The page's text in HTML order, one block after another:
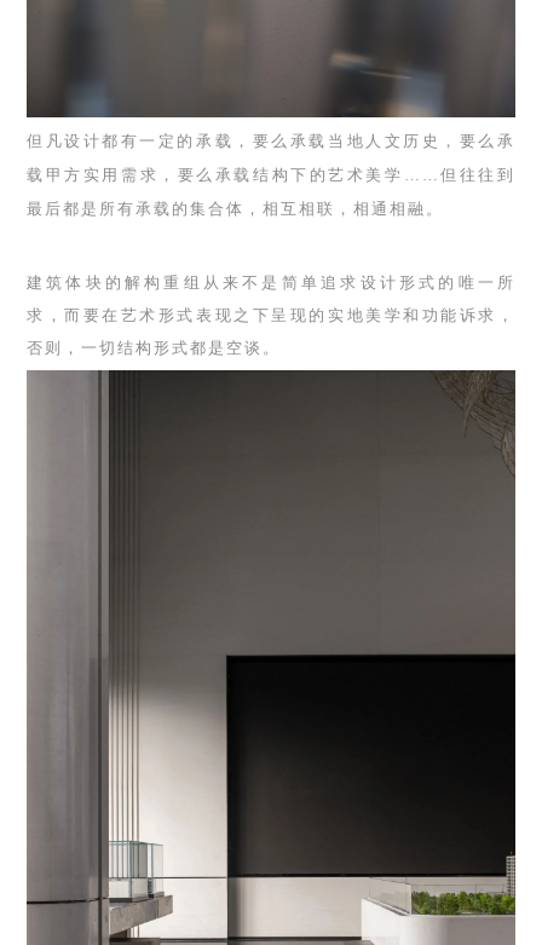
但凡设计都有一定的承载，要么承载当地人文历史，要么承
载甲方实用需求，要么承载结构下的艺术美学……但往往到
最后都是所有承载的集合体，相互相联，相通相融。
建筑体块的解构重组从来不是简单追求设计形式的唯一所
求，而要在艺术形式表现之下呈现的实地美学和功能诉求，
否则，一切结构形式都是空谈。